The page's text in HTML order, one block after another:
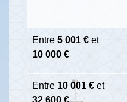
Entre 5 001 € et
10 000 €
Entre 10 001 € et
32 600 €